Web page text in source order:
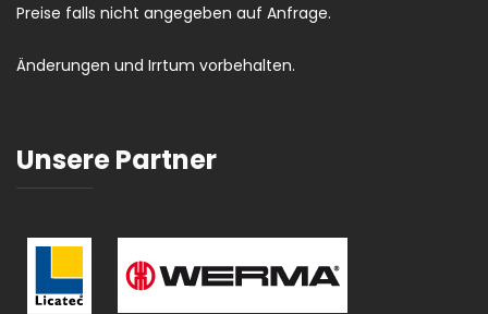
Preise falls nicht angegeben auf Anfrage.
Änderungen und Irrtum vorbehalten.
Unsere Partner